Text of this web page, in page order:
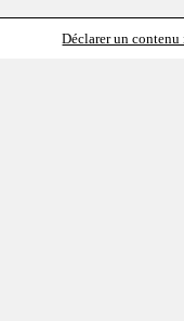
Déclarer un